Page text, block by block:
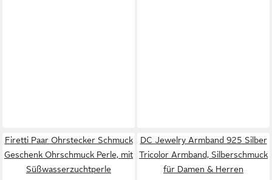
Firetti Paar Ohrstecker Schmuck
Geschenk Ohrschmuck Perle, mit
Süßwasserzuchtperle
DC Jewelry Armband 925 Silber
Tricolor Armband, Silberschmuck
für Damen & Herren